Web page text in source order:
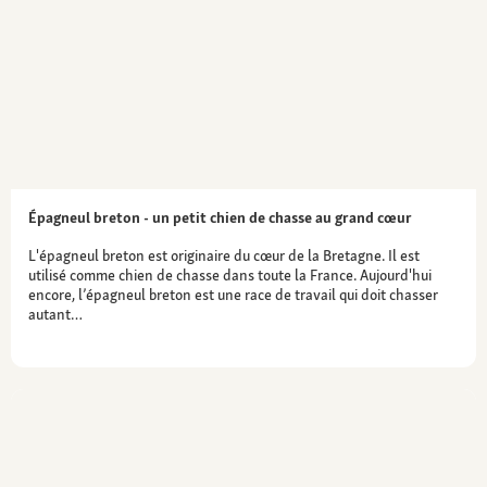
Épagneul breton - un petit chien de chasse au grand cœur
L'épagneul breton est originaire du cœur de la Bretagne. Il est
utilisé comme chien de chasse dans toute la France. Aujourd'hui
encore, l’épagneul breton est une race de travail qui doit chasser
autant…